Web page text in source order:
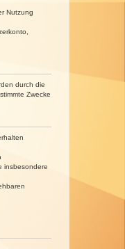
Nutzung
durch die
Zwecke
insbesondere